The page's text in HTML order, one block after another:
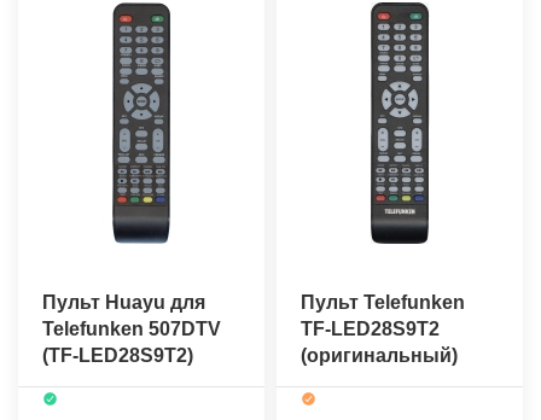
Пульт Huayu для
Telefunken 507DTV
(TF-LED28S9T2)
Пульт Telefunken
TF-LED28S9T2
(оригинальный)